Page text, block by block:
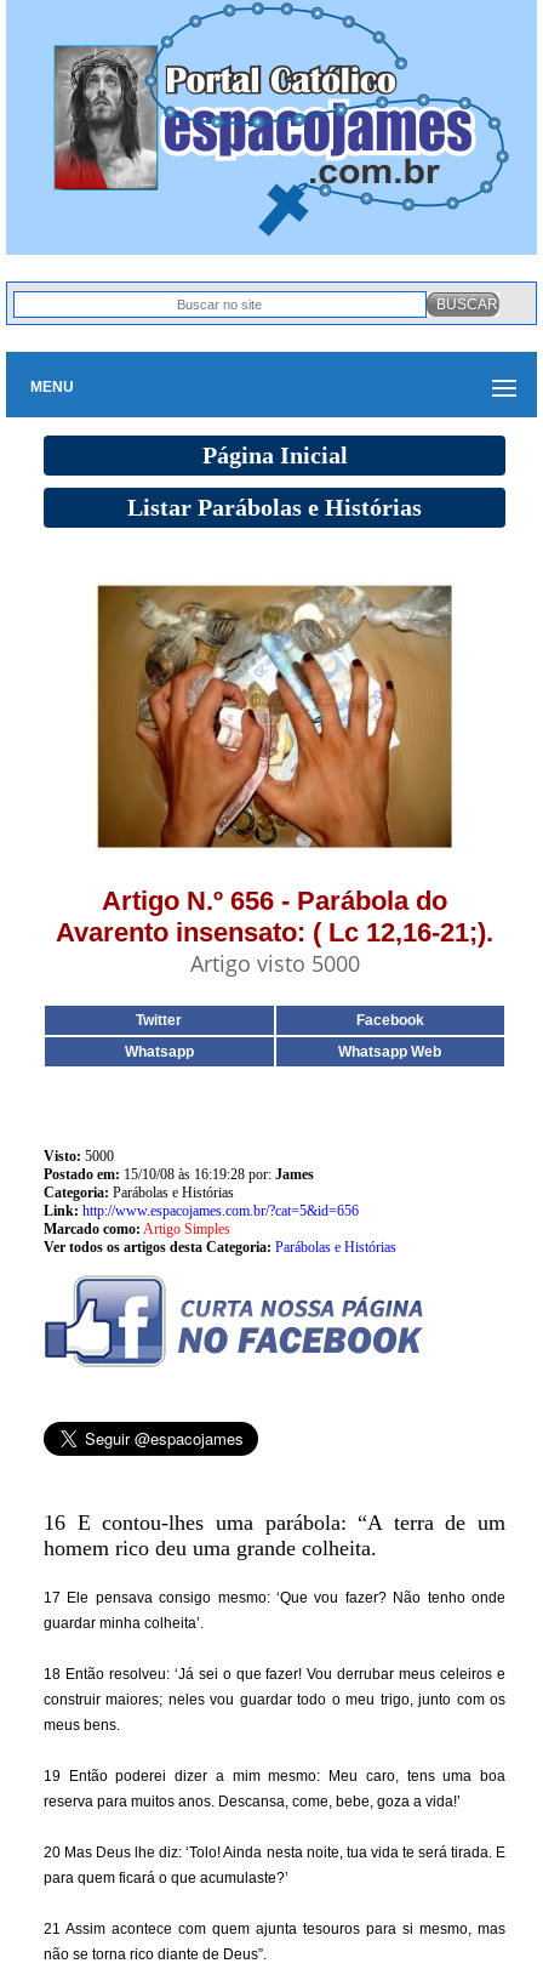
MENU
Página Inicial
Listar Parábolas e Histórias
Artigo N.º 656 - Parábola do
Avarento insensato: ( Lc 12,16-21;).
Artigo visto 5000
Twitter
Facebook
Whatsapp
Whatsapp Web
Visto: 5000
Postado em: 15/10/08 às 16:19:28 por: James
Categoria: Parábolas e Histórias
Link: http://www.espacojames.com.br/?cat=5&id=656
Marcado como: Artigo Simples
Ver todos os artigos desta Categoria: Parábolas e Histórias
16 E contou-lhes uma parábola: “A terra de um
homem rico deu uma grande colheita.
17 Ele pensava consigo mesmo: ‘Que vou fazer? Não tenho onde
guardar minha colheita’.
18 Então resolveu: ‘Já sei o que fazer! Vou derrubar meus celeiros e
construir maiores; neles vou guardar todo o meu trigo, junto com os
meus bens.
19 Então poderei dizer a mim mesmo: Meu caro, tens uma boa
reserva para muitos anos. Descansa, come, bebe, goza a vida!’
20 Mas Deus lhe diz: ‘Tolo! Ainda nesta noite, tua vida te será tirada. E
para quem ficará o que acumulaste?’
21 Assim acontece com quem ajunta tesouros para si mesmo, mas
não se torna rico diante de Deus”.